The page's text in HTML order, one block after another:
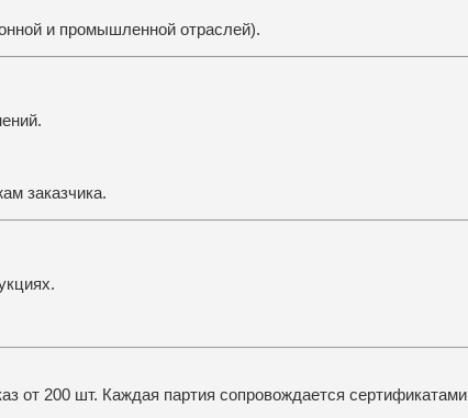
и промышленной отраслей).
заказчика.
от 200 шт. Каждая партия сопровождается сертификатами